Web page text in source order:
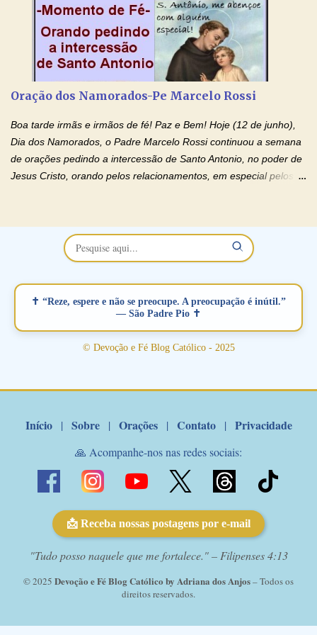
relacionamentos. Seu relacionamento está doente? Você está
sofrendo? Então ouça o Momento de Fé e entre nesta corrente
de orações abençoadas, d eixe o Amor Ágape de Jesus curar e
restaurar você e seu relacionamento. Adriana-Devoção e Fé
Oração Pelos Casais Que Estão Separados Casais que estão
separados, devido ao envolvimento de outras pessoas no
relacionamento e que minaram, espiritualmente, a relação do
casal. Vamos orar (coloque o seu esposo ou esposa diante de
Deus). "Senhor Jesus, restaura os laços ...
Oração dos Namorados-Pe Marcelo Rossi
Boa tarde irmãs e irmãos de fé! Paz e Bem! Hoje (12 de junho),
Dia dos Namorados, o Padre Marcelo Rossi continuou a semana
de orações pedindo a intercessão de Santo Antonio, no poder de
Jesus Cristo, orando pelos relacionamentos, em especial pelos
maravilhosos cartões que coloquei aqui para vocês. Não perca
esta abençoada semana no Momento de Fé do Padre Marcelo,
vamos juntos formar esta forte corrente de orações. Você que
verdadeiro, ou que está com problemas no relacionamento
amoroso, creia na poderosa intercessão deste santo amigo:
Santo Antonio! Tenha fé, não desista, pois ele intercede por nós
junto a Jesus! Fique no Amor Ágape de Jesus e no Amor Materno
✝ “Reze, espere e não se preocupe. A preocupação é inútil.”
— São Padre Pio ✝
© Devoção e Fé Blog Católico - 2025
Início | Sobre | Orações | Contato | Privacidade
🙏 Acompanhe-nos nas redes sociais:
📩 Receba nossas postagens por e-mail
"Tudo posso naquele que me fortalece." – Filipenses 4:13
© 2025 Devoção e Fé Blog Católico by Adriana dos Anjos– Todos os
direitos reservados.